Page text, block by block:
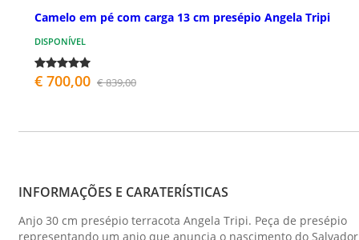
Camelo em pé com carga 13 cm presépio Angela Tripi
DISPONÍVEL
€ 700,00 € 839,00
INFORMAÇÕES E CARATERÍSTICAS
Anjo 30 cm presépio terracota Angela Tripi. Peça de presépio
representando um anjo que anuncia o nascimento do